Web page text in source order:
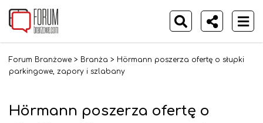
Forum Branżowe > Branża > Hörmann poszerza ofertę o słupki
parkingowe, zapory i szlabany
Hörmann poszerza ofertę o